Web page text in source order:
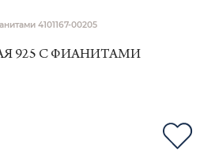
4101167-00205
925 С ФИАНИТАМИ